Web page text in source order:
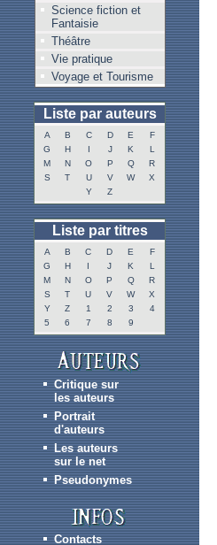
Science fiction et
Fantaisie
Théâtre
Vie pratique
Voyage et Tourisme
Liste par auteurs
A B C D E
F
G
H I J K
L
M
N O P Q
R
S
T U V W
X
Y
Z
Liste par titres
A B C D E
F
G
H I J K
L
M
N O P Q
R
S
T U V W
X
Y
Z 1 2 3
4
5
6 7 8 9
Critique sur
les auteurs
Portrait
d'auteurs
Les auteurs
sur le net
Pseudonymes
Contacts